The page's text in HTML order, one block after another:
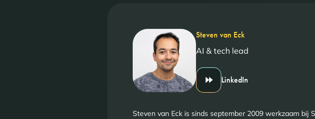
Steven van Eck
AI & tech lead
LinkedIn
Steven van Eck is sinds september 2009 werkzaam